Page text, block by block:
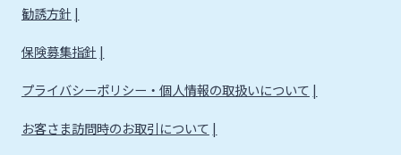
勧誘方針
保険募集指針
プライバシーポリシー・個人情報の取扱いについて
お客さま訪問時のお取引について